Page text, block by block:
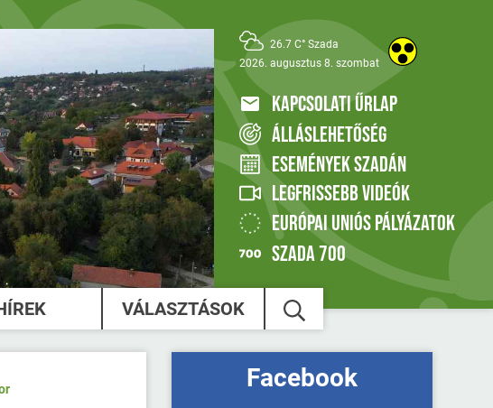
26.7 C° Szada
2026. augusztus 8. szombat
KAPCSOLATI ŰRLAP
ÁLLÁSLEHETŐSÉG
ESEMÉNYEK SZADÁN
LEGFRISSEBB VIDEÓK
EURÓPAI UNIÓS PÁLYÁZATOK
SZADA 700
VÁLASZTÁSOK
Facebook